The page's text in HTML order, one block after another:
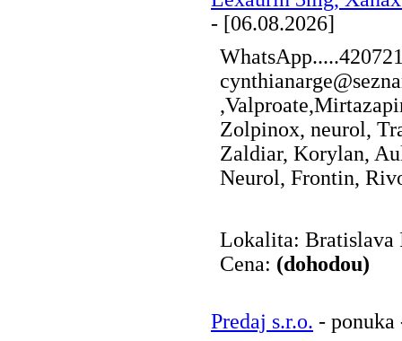
- [06.08.2026]
Zolpinox, neurol,
Zaldiar, Korylan,
Neurol, Frontin,
Lokalita: Bratislava
Cena: (dohodou)
Predaj s.r.o. - ponuka